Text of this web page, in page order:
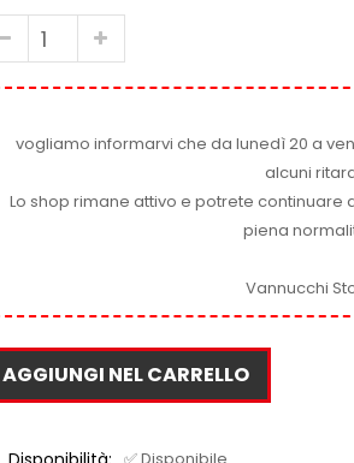
vogliamo informarvi che da lunedì 20 a
alcuni
Lo shop rimane attivo e potrete continuare
piena
Vannucchi
AGGIUNGI NEL CARRELLO